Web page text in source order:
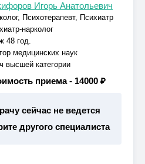
Игорь Анатольевич
Психотерапевт, Психиатр
нарколог
48 год.
медицинских наук
высшей категории
приема - 14000 ₽
сейчас не ведется
другого специалиста